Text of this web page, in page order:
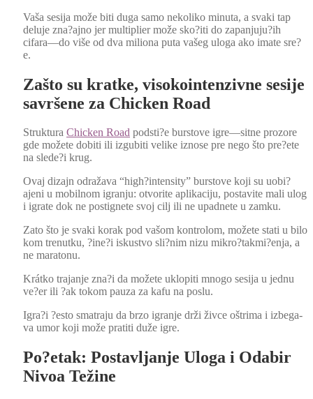
Vaša sesi­ja može biti duga samo neko­liko min­u­ta, a sva­ki tap
delu­je zna?ajno jer mul­ti­pli­er može sko?iti do zapanjuju?ih
cifara—do više od dva mil­iona puta vašeg ulo­ga ako imate sre?
e.
Zašto su kratke, visokointenzivne sesije
savršene za Chicken Road
Struk­tu­ra Chick­en Road podsti?e burstove igre—sitne pro­zore
gde možete dobiti ili izgu­biti velike iznose pre nego što pre?ete
na slede?i krug.
Ovaj diza­jn odraža­va “high?intensity” burstove koji su uobi?
ajeni u mobil­nom igranju: otvorite aplikaci­ju, postavite mali ulog
i igrate dok ne postignete svoj cilj ili ne upad­nete u zamku.
Zato što je sva­ki korak pod vašom kon­trolom, možete sta­ti u bilo
kom trenutku, ?ine?i iskust­vo sli?nim nizu mikro?takmi?enja, a
ne mara­tonu.
Krátko tra­jan­je zna?i da možete uklo­p­i­ti mno­go sesi­ja u jed­nu
ve?er ili ?ak tokom pauza za kafu na poslu.
Igra?i ?esto sma­tra­ju da brzo igranje drži živce oštri­ma i izbe­ga­
va umor koji može prati­ti duže igre.
Po?etak: Postavljanje Uloga i Odabir
Nivoa Težine